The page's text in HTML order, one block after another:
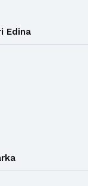
Edina